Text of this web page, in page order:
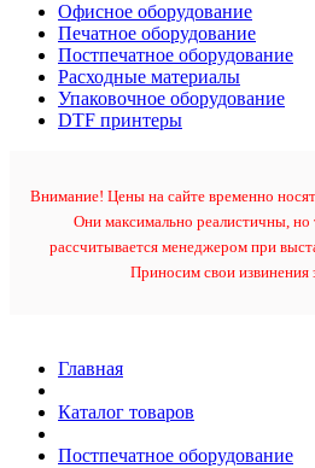
Офисное оборудование
Печатное оборудование
Постпечатное оборудование
Расходные материалы
Упаковочное оборудование
DTF принтеры
Внимание! Цены на сайте временно
Они максимально реалистичны, но
рассчитывается менеджером при
Приносим свои извинения
Главная
Каталог товаров
Постпечатное оборудование